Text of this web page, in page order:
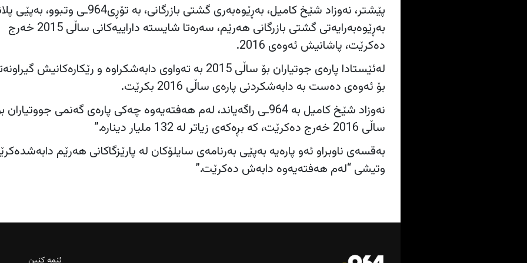
پێشتر، نەوزاد شێخ كامیل، بەڕێوەبەری گشتی بازرگانی، به‌ تۆڕى964ـى وتبوو،
به‌ڕێوه‌به‌رایه‌تى گشتى بازرگانى هه‌رێم، سه‌ره‌تا شایسته‌ داراییه‌كانى ساڵى 2015 خه‌رج
ده‌كرێت، پاشانیش ئەوەی 2016.
له‌ئێستادا پاره‌ى جوتیاران بۆ ساڵى 2015 به‌ ته‌واوى دابه‌شكراوه ‌و رێكاره‌كانیش
بۆ ئه‌وه‌ى ده‌ست به‌ دابه‌شكردنى پاره‌ى ساڵی 2016 بكرێت.
نه‌وزاد شێخ كامیل به‌ 964ـى راگه‌یاند، لەم هەفتەیەوە چەكی پارەی گەنمی جووتیاران
ساڵی 2016 خەرج دەكرێت، كە بڕەكەی زیاتر لە 132 ملیار دینارە.”
به‌قسه‌ى ناوبراو ئه‌و پاره‌یه‌ به‌پێی بەرنامەی سایلۆكان له‌ پارێزگاكانى هه‌رێم
وتیشی “له‌م هه‌فته‌یه‌وه‌ دابه‌ش ده‌كرێت.”